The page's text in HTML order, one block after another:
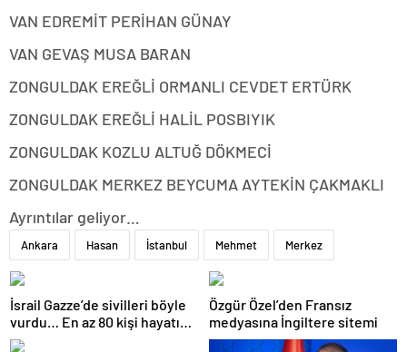
VAN EDREMİT PERİHAN GÜNAY
VAN GEVAŞ MUSA BARAN
ZONGULDAK EREĞLİ ORMANLI CEVDET ERTÜRK
ZONGULDAK EREĞLİ HALİL POSBIYIK
ZONGULDAK KOZLU ALTUĞ DÖKMECİ
ZONGULDAK MERKEZ BEYCUMA AYTEKİN ÇAKMAKLI
Ayrıntılar geliyor…
Ankara Hasan İstanbul Mehmet Merkez
İsrail Gazze’de sivilleri böyle
vurdu… En az 80 kişi hayatını
kaybetti
Özgür Özel’den Fransız
medyasına İngiltere sitemi